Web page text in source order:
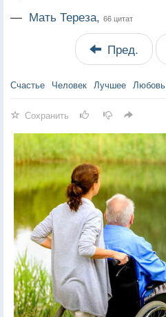
— Мать Тереза, 66 цитат
Пред.
Счастье Человек Лучшее Любовь
Сохранить